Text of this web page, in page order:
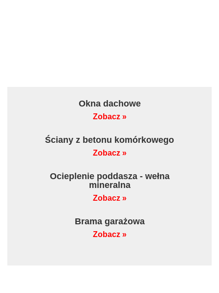
Okna dachowe
Zobacz »
Ściany z betonu komórkowego
Zobacz »
Ocieplenie poddasza - wełna
mineralna
Zobacz »
Brama garażowa
Zobacz »